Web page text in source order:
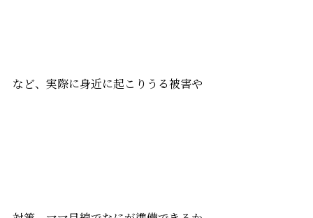
など、実際に身近に起こりうる被害や